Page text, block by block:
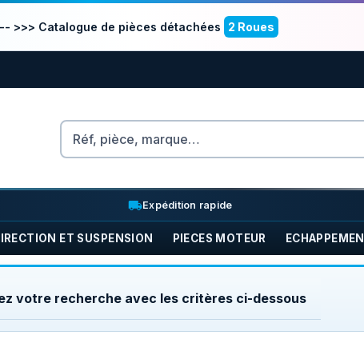
>>> Catalogue de pièces détachées 2 Roues
Rechercher
local_shippingExpédition rapide
ET SUSPENSION PIECES MOTEUR
votre recherche avec les critères ci-dessous